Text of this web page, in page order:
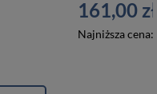
161,00 zł
Najniższa cena: